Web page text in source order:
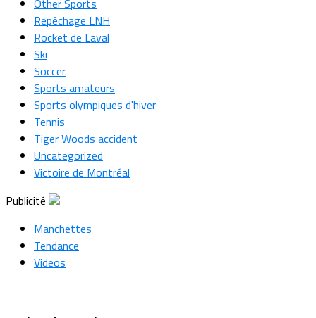
Other Sports
Repêchage LNH
Rocket de Laval
Ski
Soccer
Sports amateurs
Sports olympiques d'hiver
Tennis
Tiger Woods accident
Uncategorized
Victoire de Montréal
Publicité
Manchettes
Tendance
Videos